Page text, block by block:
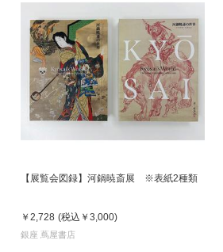
【展覧会図録】河鍋暁斎展 ※表紙2種類
￥2,728 (税込 ￥3,000)
銀座 蔦屋書店